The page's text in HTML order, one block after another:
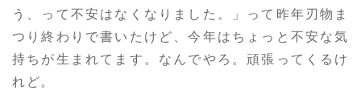
う、って不安はなくなりました。」って昨年刃物ま
つり終わりで書いたけど、今年はちょっと不安な気
持ちが生まれてます。なんでやろ。頑張ってくるけ
れど。